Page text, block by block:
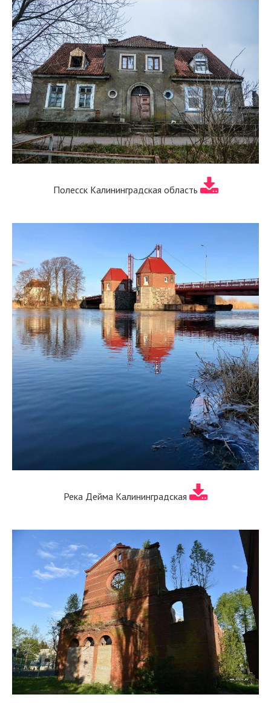
Полесск Калининградская область
Река Дейма Калининградская